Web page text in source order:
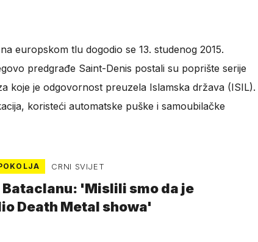
europskom tlu dogodio se 13. studenog 2015.
predgrađe Saint-Denis postali su poprište serije
koje je odgovornost preuzela Islamska država (ISIL).
koristeći automatske puške i samoubilačke
CRNI SVIJET
Bataclanu: 'Mislili smo da je
Death Metal showa'